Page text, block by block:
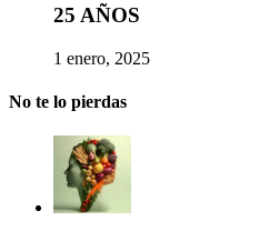
25 AÑOS
1 enero, 2025
No te lo pierdas